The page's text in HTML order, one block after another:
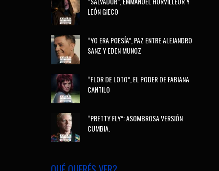
LEÓN GIECO
“YO ERA POESÍA”, PAZ ENTRE ALEJANDRO
SANZ Y EDEN MUÑOZ
“FLOR DE LOTO”, EL PODER DE FABIANA
CANTILO
“PRETTY FLY”: ASOMBROSA VERSIÓN
CUMBIA.